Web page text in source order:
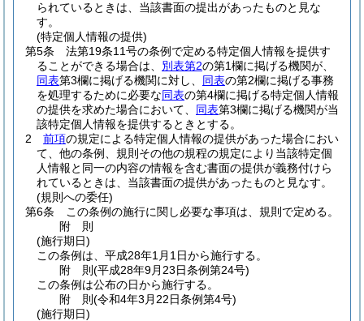
られているときは、当該書面の提出があったものと見な
す。
(特定個人情報の提供)
第5条
法第19条11号の条例で定める特定個人情報を提供す
ることができる場合は、 別表第2の第1欄に掲げる機関が、
同表第3欄に掲げる機関に対し、 同表の第2欄に掲げる事務
を処理するために必要な同表の第4欄に掲げる特定個人情報
の提供を求めた場合において、 同表第3欄に掲げる機関が当
該特定個人情報を提供するときとする。
2
前項の規定による特定個人情報の提供があった場合におい
て、他の条例、規則その他の規程の規定により当該特定個
人情報と同一の内容の情報を含む書面の提供が義務付けら
れているときは、当該書面の提供があったものと見なす。
(規則への委任)
第6条
この条例の施行に関し必要な事項は、規則で定める。
附 則
(施行期日)
この条例は、平成28年1月1日から施行する。
附 則(平成28年9月23日条例第24号)
この条例は公布の日から施行する。
附 則(令和4年3月22日条例第4号)
(施行期日)